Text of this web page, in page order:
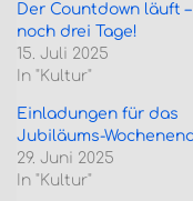
Der Countdown läuft –
noch drei Tage!
15. Juli 2025
In "Kultur"
Einladungen für das
Jubiläums-
29. Juni 2025
In "Kultur"